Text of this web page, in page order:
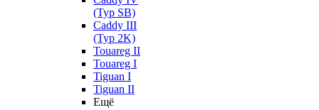
(Typ SB)
Caddy III
(Typ 2K)
Touareg II
Touareg I
Tiguan I
Tiguan II
Ещё